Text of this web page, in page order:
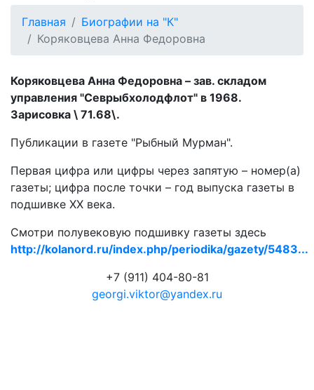
Главная
Биографии на "К"
Коряковцева Анна Федоровна
Коряковцева Анна Федоровна – зав. складом
управления "Севрыбхолодфлот" в 1968.
Зарисовка \ 71.68\.
Публикации в газете "Рыбный Мурман".
Первая цифра или цифры через запятую – номер(а)
газеты; цифра после точки – год выпуска газеты в
подшивке ХХ века.
Смотри полувековую подшивку газеты здесь
http://kolanord.ru/index.php/periodika/gazety/5483...
+7 (911) 404-80-81
georgi.viktor@yandex.ru